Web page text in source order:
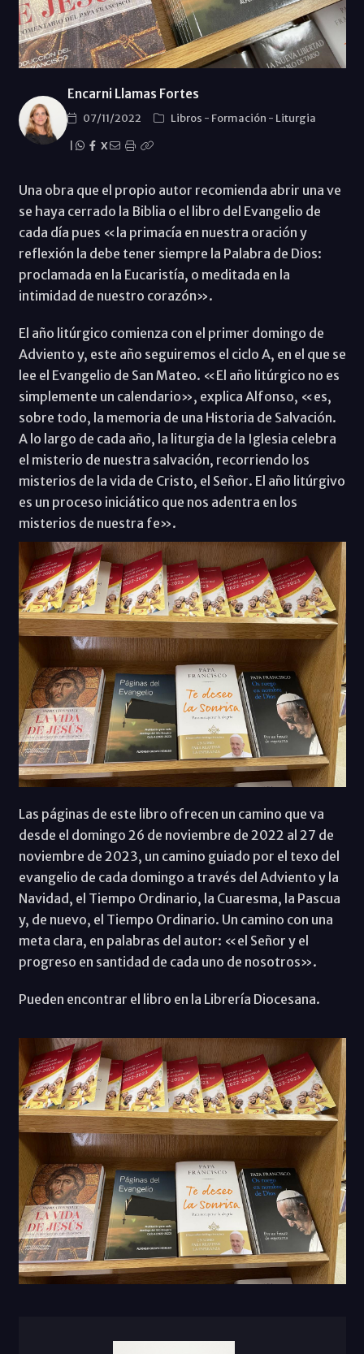
Encarni Llamas Fortes
07/11/2022 Libros - Formación - Liturgia
X
Una obra que el propio autor recomienda abrir una ve
se haya cerrado la Biblia o el libro del Evangelio de
cada día pues «la primacía en nuestra oración y
reflexión la debe tener siempre la Palabra de Dios:
proclamada en la Eucaristía, o meditada en la
intimidad de nuestro corazón».
El año litúrgico comienza con el primer domingo de
Adviento y, este año seguiremos el ciclo A, en el que se
lee el Evangelio de San Mateo. «El año litúrgico no es
simplemente un calendario», explica Alfonso, «es,
sobre todo, la memoria de una Historia de Salvación.
A lo largo de cada año, la liturgia de la Iglesia celebra
el misterio de nuestra salvación, recorriendo los
misterios de la vida de Cristo, el Señor. El año litúrgivo
es un proceso iniciático que nos adentra en los
misterios de nuestra fe».
Las páginas de este libro ofrecen un camino que va
desde el domingo 26 de noviembre de 2022 al 27 de
noviembre de 2023, un camino guiado por el texo del
evangelio de cada domingo a través del Adviento y la
Navidad, el Tiempo Ordinario, la Cuaresma, la Pascua
y, de nuevo, el Tiempo Ordinario. Un camino con una
meta clara, en palabras del autor: «el Señor y el
progreso en santidad de cada uno de nosotros».
Pueden encontrar el libro en la Librería Diocesana.